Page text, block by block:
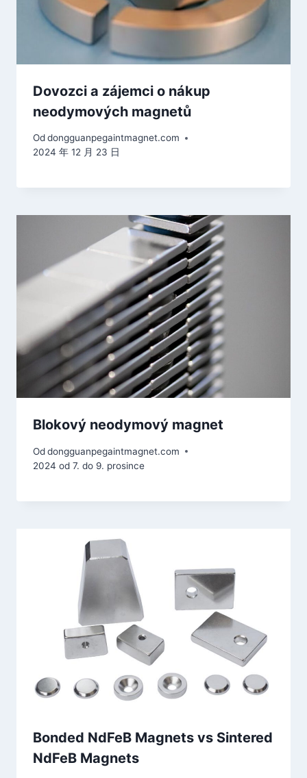
Dovozci a zájemci o nákup
neodymových magnetů
Oddongguanpegaintmagnet.com
2024 年 12 月 23 日
Blokový neodymový magnet
Oddongguanpegaintmagnet.com
2024 od 7. do 9. prosince
Bonded NdFeB Magnets vs Sintered
NdFeB Magnets